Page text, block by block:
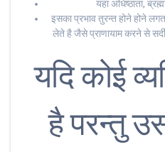
यहा अधिष्ठाता,
इसका प्रभाव तुरन्त होने होने
लेते है जैसे प्राणायाम करने से
यदि कोई
है परन्तु